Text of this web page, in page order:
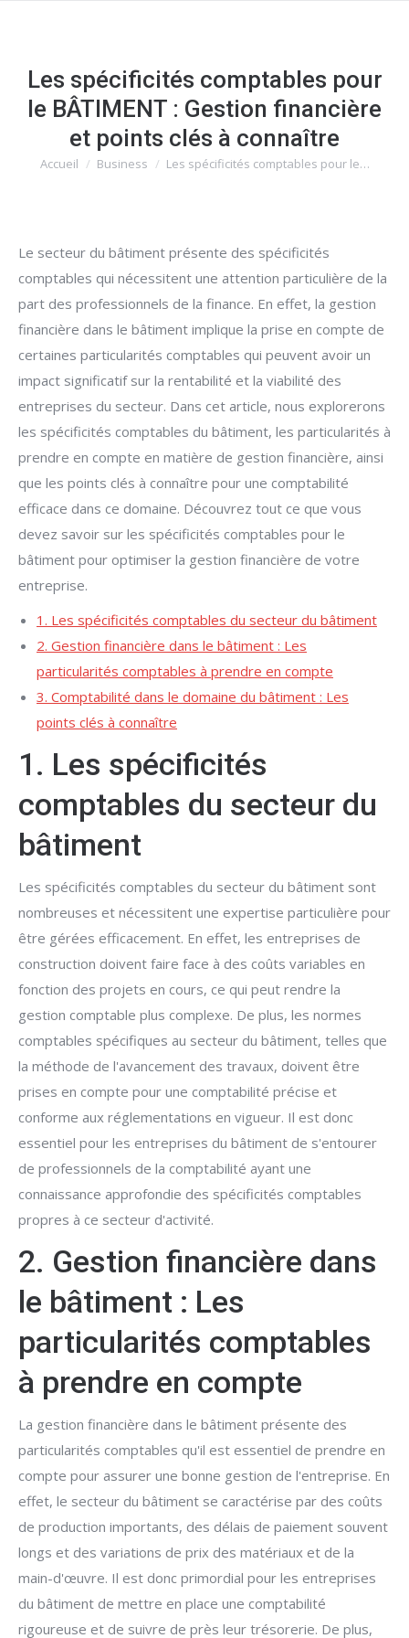
Les spécificités comptables pour
le BÂTIMENT : Gestion financière
et points clés à connaître
Vous êtes ici :
Accueil Business Les spécificités comptables pour le…
Le secteur du bâtiment présente des spécificités
comptables qui nécessitent une attention particulière de la
part des professionnels de la finance. En effet, la gestion
financière dans le bâtiment implique la prise en compte de
certaines particularités comptables qui peuvent avoir un
impact significatif sur la rentabilité et la viabilité des
entreprises du secteur. Dans cet article, nous explorerons
les spécificités comptables du bâtiment, les particularités à
prendre en compte en matière de gestion financière, ainsi
que les points clés à connaître pour une comptabilité
efficace dans ce domaine. Découvrez tout ce que vous
devez savoir sur les spécificités comptables pour le
bâtiment pour optimiser la gestion financière de votre
entreprise.
1. Les spécificités comptables du secteur du bâtiment
2. Gestion financière dans le bâtiment : Les
particularités comptables à prendre en compte
3. Comptabilité dans le domaine du bâtiment : Les
points clés à connaître
1. Les spécificités
comptables du secteur du
bâtiment
Les spécificités comptables du secteur du bâtiment sont
nombreuses et nécessitent une expertise particulière pour
être gérées efficacement. En effet, les entreprises de
construction doivent faire face à des coûts variables en
fonction des projets en cours, ce qui peut rendre la
gestion comptable plus complexe. De plus, les normes
comptables spécifiques au secteur du bâtiment, telles que
la méthode de l'avancement des travaux, doivent être
prises en compte pour une comptabilité précise et
conforme aux réglementations en vigueur. Il est donc
essentiel pour les entreprises du bâtiment de s'entourer
de professionnels de la comptabilité ayant une
connaissance approfondie des spécificités comptables
propres à ce secteur d'activité.
2. Gestion financière dans
le bâtiment : Les
particularités comptables
à prendre en compte
La gestion financière dans le bâtiment présente des
particularités comptables qu'il est essentiel de prendre en
compte pour assurer une bonne gestion de l'entreprise. En
effet, le secteur du bâtiment se caractérise par des coûts
de production importants, des délais de paiement souvent
longs et des variations de prix des matériaux et de la
main-d'œuvre. Il est donc primordial pour les entreprises
du bâtiment de mettre en place une comptabilité
rigoureuse et de suivre de près leur trésorerie. De plus,